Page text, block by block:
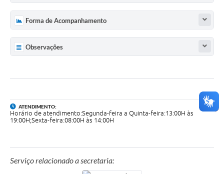
Forma de Acompanhamento
Observações
ATENDIMENTO:
Horário de atendimento:Segunda-feira a Quinta-feira:13:00H às
19:00H;Sexta-feira:08:00H às 14:00H
Serviço relacionado a secretaria: